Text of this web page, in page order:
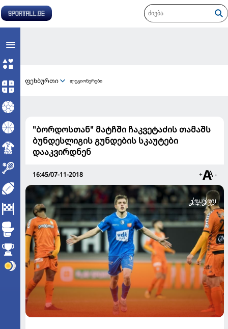
ფეხბურთი ლეგიონერები
"ბორდოსთან" მატჩში ჩაკვეტაძის თამაშს
ბუნდესლიგის გუნდების სკაუტები
დააკვირდნენ
16:45/07-11-2018 + -